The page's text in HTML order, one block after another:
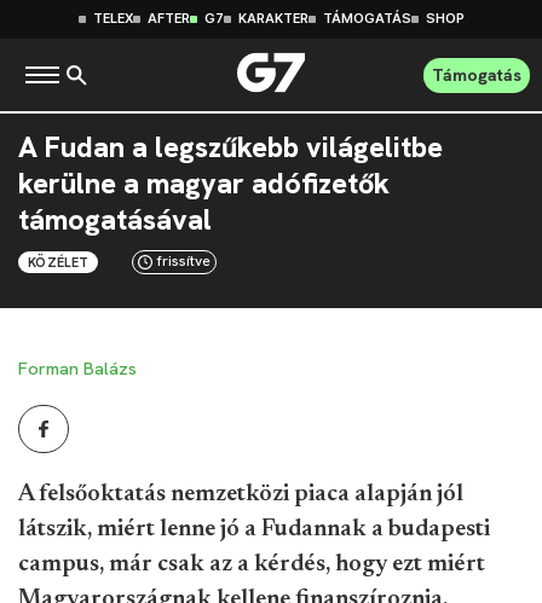
TELEX AFTER G7 KARAKTER TÁMOGATÁS SHOP
Támogatás
A Fudan a legszűkebb világelitbe
kerülne a magyar adófizetők
támogatásával
KÖZÉLET frissítve
Forman Balázs
A felsőoktatás nemzetközi piaca alapján jól
látszik, miért lenne jó a Fudannak a budapesti
campus, már csak az a kérdés, hogy ezt miért